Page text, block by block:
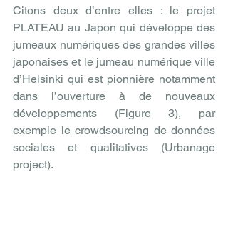
Citons deux d’entre elles : le projet
PLATEAU au Japon qui développe des
jumeaux numériques des grandes villes
japonaises et le jumeau numérique ville
d’Helsinki qui est pionnière notamment
dans l’ouverture à de nouveaux
développements (Figure 3), par
exemple le crowdsourcing de données
sociales et qualitatives (Urbanage
project).